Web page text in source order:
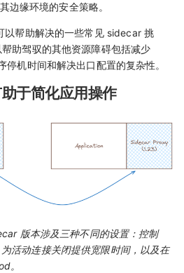
边缘环境的安全策略。
以帮助解决的一些常见 sidecar 挑
助驾驭的其他资源障碍包括减少
机时间和解决出口配置的复杂性。
于简化应用操作
版本涉及三种不同的设置：控制
活动连接关闭提供宽限时间，以及在
。